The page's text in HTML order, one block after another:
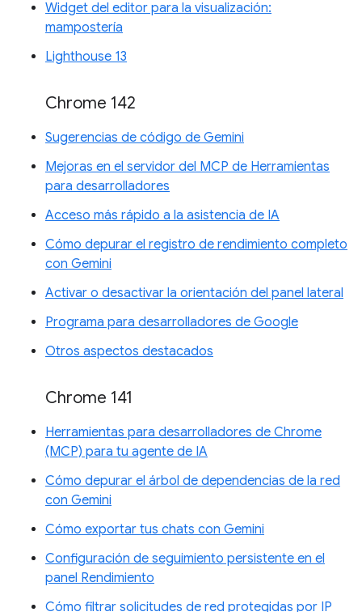
Widget del editor para la visualización:
mampostería
Lighthouse 13
Chrome 142
Sugerencias de código de Gemini
Mejoras en el servidor del MCP de Herramientas
para desarrolladores
Acceso más rápido a la asistencia de IA
Cómo depurar el registro de rendimiento completo
con Gemini
Activar o desactivar la orientación del panel lateral
Programa para desarrolladores de Google
Otros aspectos destacados
Chrome 141
Herramientas para desarrolladores de Chrome
(MCP) para tu agente de IA
Cómo depurar el árbol de dependencias de la red
con Gemini
Cómo exportar tus chats con Gemini
Configuración de seguimiento persistente en el
panel Rendimiento
Cómo filtrar solicitudes de red protegidas por IP